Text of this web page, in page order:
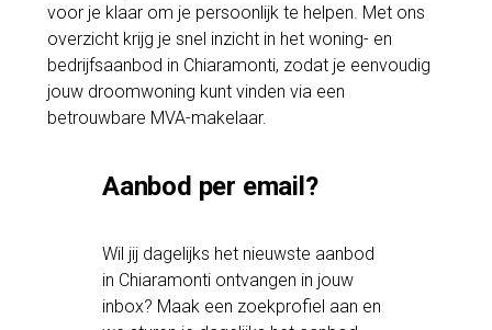
voor je klaar om je persoonlijk te helpen. Met ons
overzicht krijg je snel inzicht in het woning- en
bedrijfsaanbod in Chiaramonti, zodat je eenvoudig
jouw droomwoning kunt vinden via een
betrouwbare MVA-makelaar.
Aanbod per email?
Wil jij dagelijks het nieuwste aanbod
in Chiaramonti ontvangen in jouw
inbox? Maak een zoekprofiel aan en